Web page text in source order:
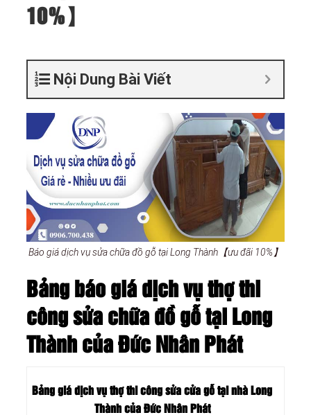
10%】
Nội Dung Bài Viết
Báo giá dịch vụ sửa chữa đồ gỗ tại Long Thành【ưu đãi 10%】
Bảng báo giá dịch vụ thợ thi
công sửa chữa đồ gỗ tại Long
Thành của Đức Nhân Phát
Bảng giá dịch vụ thợ thi công sửa cửa gỗ tại nhà Long
Thành của Đức Nhân Phát